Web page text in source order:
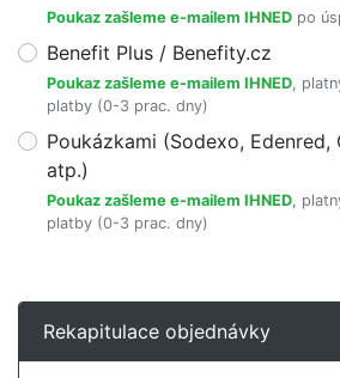
Poukaz zašleme e-mailem IHNED po
Benefit Plus / Benefity.cz
Poukaz zašleme e-mailem IHNED,
platby (0-3 prac. dny)
Poukázkami (Sodexo, Edenred,
atp.)
Poukaz zašleme e-mailem IHNED,
platby (0-3 prac. dny)
Rekapitulace objednávky